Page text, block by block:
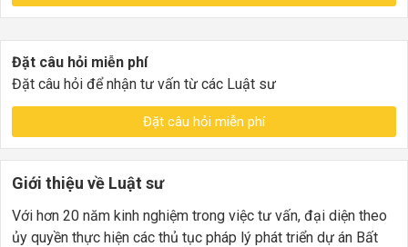
Đặt câu hỏi miễn phí
Đặt câu hỏi để nhận tư vấn từ các Luật sư
Đặt câu hỏi miễn phí
Giới thiệu về Luật sư
Với hơn 20 năm kinh nghiệm trong việc tư vấn, đại diện theo
ủy quyền thực hiện các thủ tục pháp lý phát triển dự án Bất